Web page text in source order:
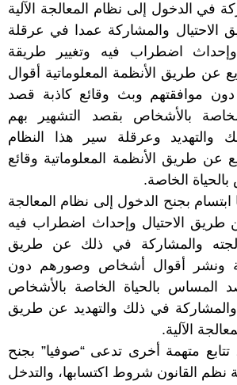
في الدخول إلى نظام المعالجة الآلية
الاحتيال والمشاركة عمدا في عرقلة
اضطراب فيه وتغيير طريقة
عن طريق الأنظمة المعلوماتية أقوال
موافقتهم وبث وقائع كاذبة قصد
بالأشخاص بقصد التشهير بهم
والتهديد وعرقلة سير هذا النظام
عن طريق الأنظمة المعلوماتية وقائع
الخاصة.
ابتسام بجنح الدخول إلى نظام المعالجة
طريق الاحتيال وإحداث اضطراب فيه
والمشاركة في ذلك عن طريق
ونشر أقوال أشخاص وصورهم دون
المساس بالحياة الخاصة بالأشخاص
في ذلك والتهديد عن طريق
الآلية.
متهمة أخرى تدعى “صوفيا” بجنح
نظم القانون شروط اكتسابها، والتدخل